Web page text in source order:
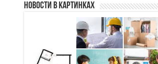
Новости в картинках